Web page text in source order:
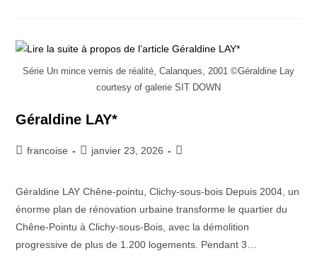
Série Un mince vernis de réalité, Calanques, 2001 ©Géraldine Lay
courtesy of galerie SIT DOWN
Géraldine LAY*
francoise janvier 23, 2026
Géraldine LAY Chêne-pointu, Clichy-sous-bois Depuis 2004, un
énorme plan de rénovation urbaine transforme le quartier du
Chêne-Pointu à Clichy-sous-Bois, avec la démolition
progressive de plus de 1.200 logements. Pendant 3…